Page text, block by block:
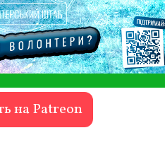
на Patreon